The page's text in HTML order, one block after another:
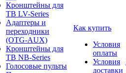
Кронштейны для
ТВ LV-Series
Адаптеры и
переходники
(OTG-AUX)
Кронштейны для
ТВ NB-Series
Голосовые пульты
Как купить
Условия
оплаты
Условия
доставки